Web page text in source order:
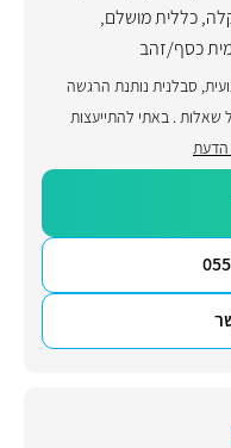
,כללית מושלם,
כסף/זהב
סבלנית נותנת הרגשה
. באתי להתייעצות
הדעת